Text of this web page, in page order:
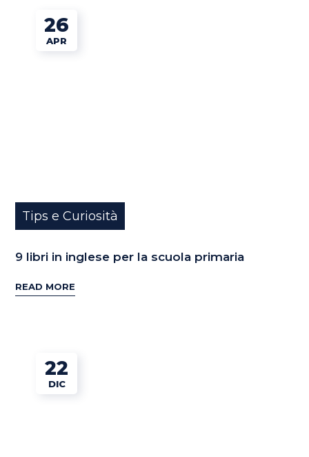
26
APR
Tips e Curiosità
9 libri in inglese per la scuola primaria
READ MORE
22
DIC